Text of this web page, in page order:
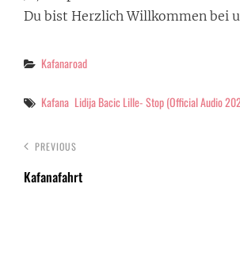
Du bist Herzlich Willkommen bei
Categories
Kafanaroad
Tags
Kafana Lidija Bacic Lille- Stop (Official Audio
PREVIOUS
Kafanafahrt